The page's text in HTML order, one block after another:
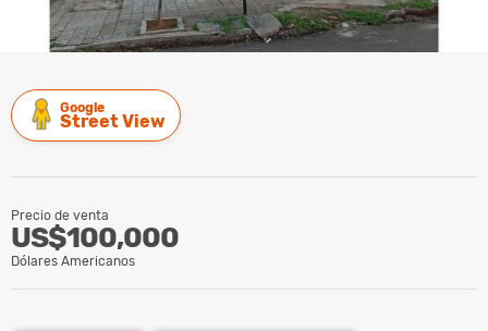
Google
Street View
Precio de venta
US$100,000
Dólares Americanos